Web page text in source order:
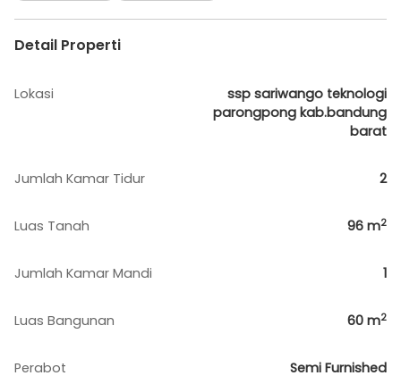
Detail Properti
Lokasi
ssp sariwango teknologi
parongpong kab.bandung
barat
Jumlah Kamar Tidur 2
Luas Tanah 96 m2
Jumlah Kamar Mandi 1
Luas Bangunan 60 m2
Perabot Semi Furnished